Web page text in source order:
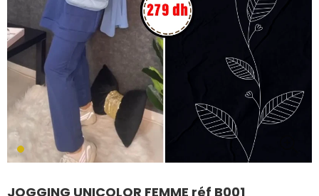
JOGGING UNICOLOR FEMME réf B001